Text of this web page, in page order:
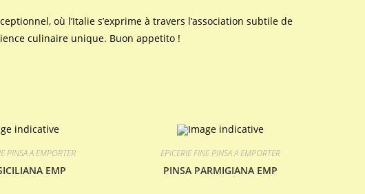
où l’Italie s’exprime à travers l’association subtile de
culinaire unique. Buon appetito !
PINSA A EMPORTER
EMP
EPICERIE FINE PINSA A EMPORTER
PINSA PARMIGIANA EMP